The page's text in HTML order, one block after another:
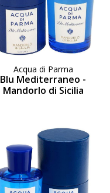
Acqua di Parma
Blu Mediterraneo -
Mandorlo di Sicilia